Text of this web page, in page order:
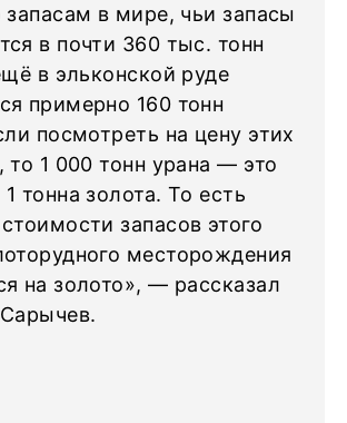
запасам в мире, чьи запасы
в почти 360 тыс. тонн
в эльконской руде
примерно 160 тонн
посмотреть на цену этих
то 1 000 тонн урана — это
тонна золота. То есть
запасов этого
месторождения
на золото», — рассказал